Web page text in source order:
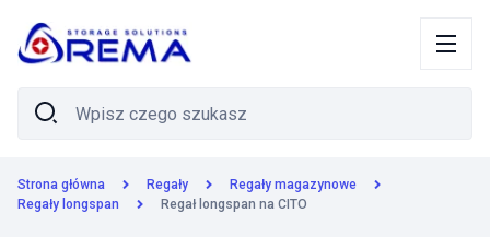
Strona główna Regały
Regały magazynowe
Regały longspan
Regał longspan na CITO